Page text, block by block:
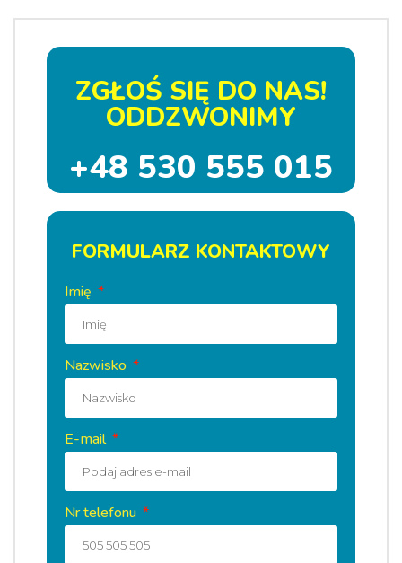
ZGŁOŚ SIĘ DO NAS!
ODDZWONIMY
+48 530 555 015
FORMULARZ KONTAKTOWY
Imię
Nazwisko
E-mail
Nr telefonu